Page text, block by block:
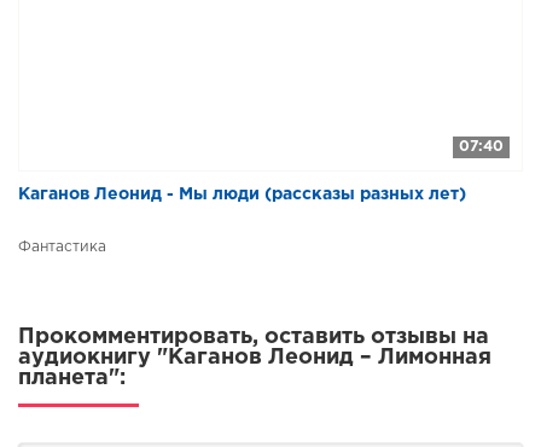
07:40
Каганов Леонид - Мы люди (рассказы разных лет)
Фантастика
Прокомментировать, оставить отзывы на
аудиокнигу "Каганов Леонид – Лимонная
планета":